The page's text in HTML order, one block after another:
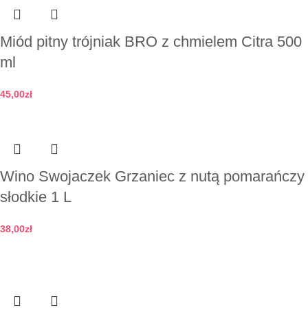
Miód pitny trójniak BRO z chmielem Citra 500
ml
45,00zł
Wino Swojaczek Grzaniec z nutą pomarańczy
słodkie 1 L
38,00zł